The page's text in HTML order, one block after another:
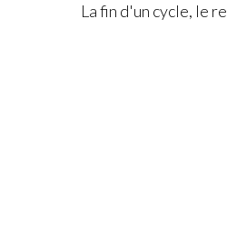
La fin d'un cycle, le